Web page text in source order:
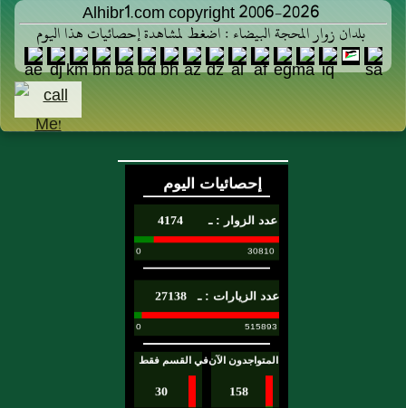
Alhibr1.com copyright 2006-2026
بلدان زوار المحجة البيضاء : اضغط لمشاهدة إحصائيات هذا اليوم